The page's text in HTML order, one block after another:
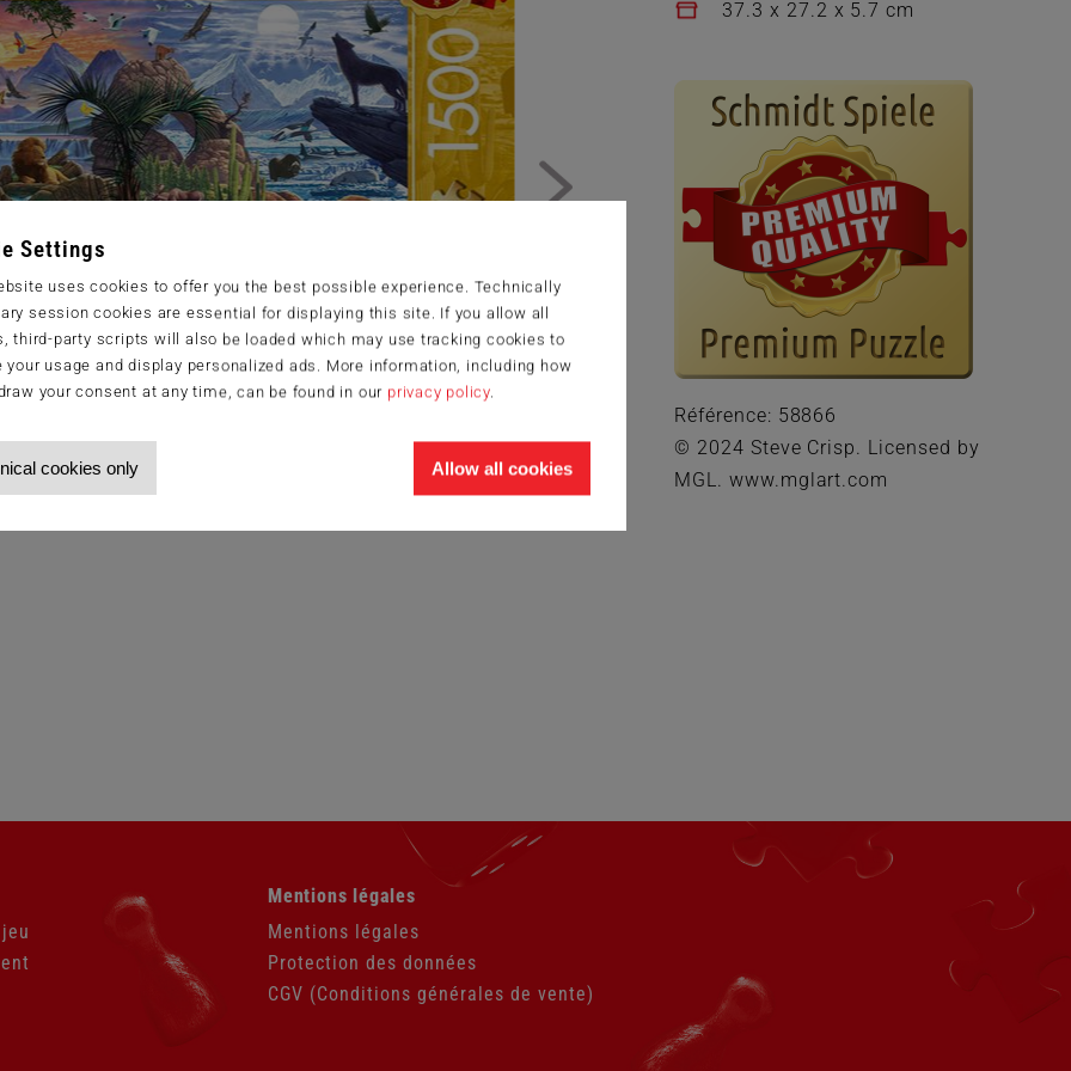
Settings
uses cookies to offer you the best possible experience. Technically
session cookies are essential for displaying this site. If you allow all
third-party scripts will also be loaded which may use tracking cookies to
your usage and display personalized ads. More information, including how
your consent at any time, can be found in our privacy policy.
cookies only Allow all cookies
37.3 x 27.2 x 5.7 cm
Référence: 58866
© 2024 Steve Crisp. Licensed by
MGL. www.mglart.com
au
Mentions légales
Mentions légales
Protection des données
CGV (Conditions générales de vente)